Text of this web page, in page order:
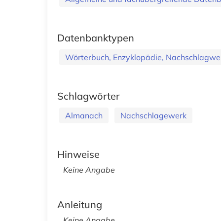
Datenbanktypen
Wörterbuch, Enzyklopädie,
Schlagwörter
Almanach Nachschlagewerk
Hinweise
Keine Angabe
Anleitung